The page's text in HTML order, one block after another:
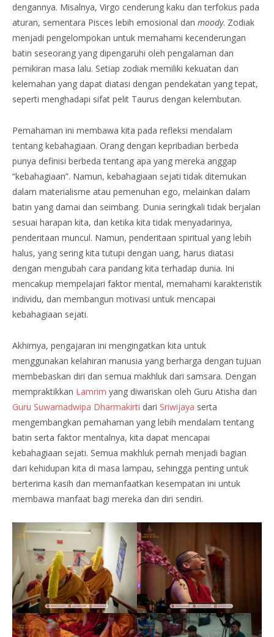
dengannya. Misalnya, Virgo cenderung kaku dan terfokus pada
aturan, sementara Pisces lebih emosional dan moody. Zodiak
menjadi pengelompokan untuk memahami kecenderungan
batin seseorang yang dipengaruhi oleh pengalaman dan
pemikiran masa lalu. Setiap zodiak memiliki kekuatan dan
kelemahan yang dapat diatasi dengan pendekatan yang tepat,
seperti menghadapi sifat pelit Taurus dengan kelembutan.
Pemahaman ini membawa kita pada refleksi mendalam
tentang kebahagiaan. Orang dengan kepribadian berbeda
punya definisi berbeda tentang apa yang mereka anggap
“kebahagiaan”. Namun, kebahagiaan sejati tidak ditemukan
dalam materialisme atau pemenuhan ego, melainkan dalam
batin yang damai dan seimbang. Dunia seringkali tidak berjalan
sesuai harapan kita, dan ketika kita tidak menyadarinya,
penderitaan muncul. Namun, penderitaan spiritual yang lebih
halus, yang sering kita tutupi dengan uang, harus diatasi
dengan mengubah cara pandang kita terhadap dunia. Ini
mencakup mempelajari faktor mental, memahami karakteristik
individu, dan membangun motivasi untuk mencapai
kebahagiaan sejati.
Akhirnya, pengajaran ini mengingatkan kita untuk
menggunakan kelahiran manusia yang berharga dengan tujuan
membebaskan diri dan semua makhluk dari samsara. Dengan
mempraktikkan Lamrim yang diwariskan oleh Guru Atisha dan
Guru Suwarnadwipa Dharmakirti dari Sriwijaya serta
mengembangkan pemahaman yang lebih mendalam tentang
batin serta faktor mentalnya, kita dapat mencapai
kebahagiaan sejati. Semua makhluk pernah menjadi bagian
dari kehidupan kita di masa lampau, sehingga penting untuk
berterima kasih dan memanfaatkan kesempatan ini untuk
membawa manfaat bagi mereka dan diri sendiri.